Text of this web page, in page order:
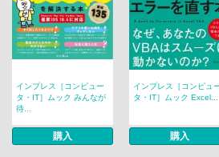
インプレス［コンピュー
タ・IT］ムック みんなが
待...
購入
インプレス［コンピュ
タ・IT］ムック Excel...
購入